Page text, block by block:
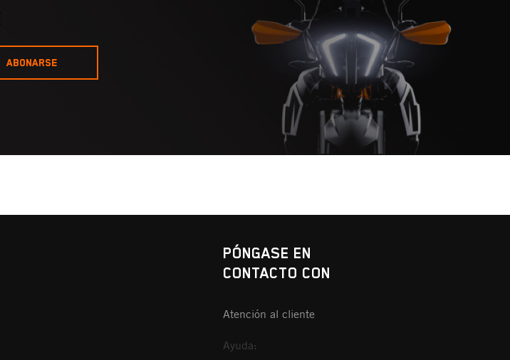
ABONARSE
PÓNGASE EN
CONTACTO CON
Atención al cliente
Ayuda: